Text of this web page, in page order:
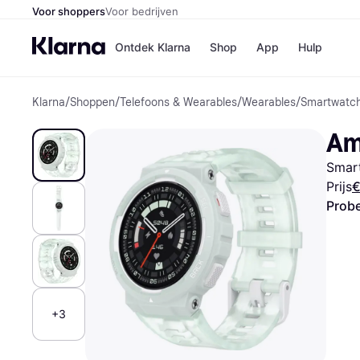
Voor shoppersVoor bedrijven
Ontdek Klarna Shop
Winkels
Bol
H&M
App Hulp
Klarna/Shoppen/Telefoons & Wearables/Wearables/
+3
Prijs